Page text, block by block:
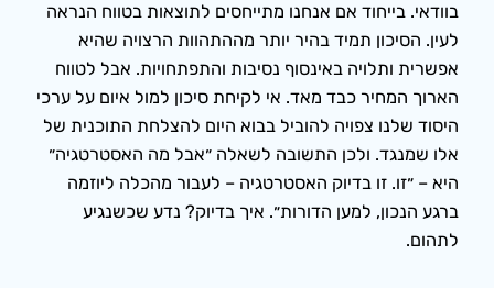
בוודאי. בייחוד אם אנחנו מתייחסים לתוצאות בטווח הנראה
לעין. הסיכון תמיד בהיר יותר מההתהוות הרצויה שהיא
אפשרית ותלויה באינסוף נסיבות והתפתחויות. אבל לטווח
הארוך המחיר כבד מאד. אי לקיחת סיכון למול איום על ערכי
היסוד שלנו צפויה להוביל בבוא היום להצלחת התוכנית של
אלו שמנגד. ולכן התשובה לשאלה ״אבל מה האסטרטגיה״
היא – ״זו. זו בדיוק האסטרטגיה – לעבור מהכלה ליוזמה
ברגע הנכון, למען הדורות״. איך בדיוק? נדע שכשנגיע
לתהום.